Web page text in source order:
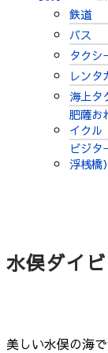
鉄道
バス
タクシ
レンタ
海上タ
肥薩お
イクル
ビジタ
浮桟橋）
水俣ダイ
美しい水俣の海